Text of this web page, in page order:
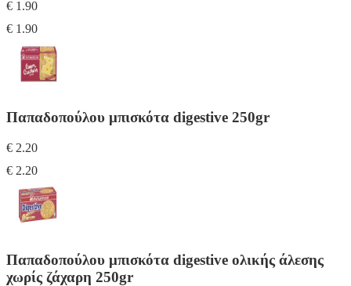
€ 1.90
€ 1.90
Παπαδοπούλου μπισκότα digestive 250gr
€ 2.20
€ 2.20
Παπαδοπούλου μπισκότα digestive ολικής άλεσης
χωρίς ζάχαρη 250gr